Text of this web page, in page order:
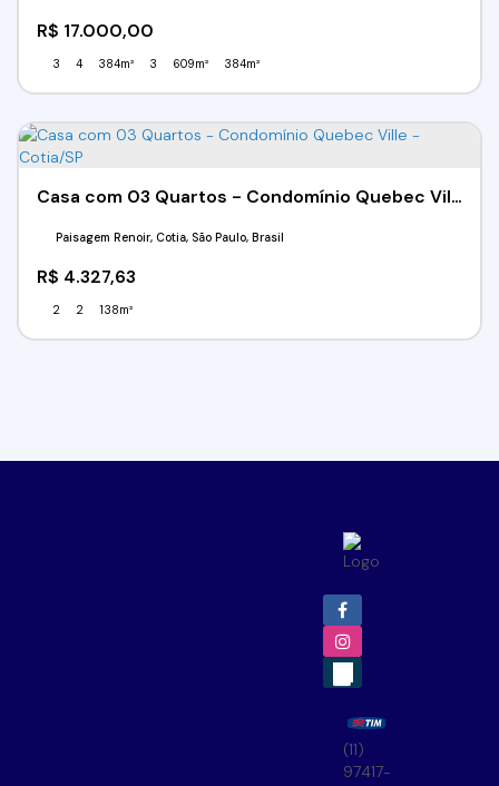
R$ 17.000,00
3 4 384m² 3 609m² 384m²
Casa com 03 Quartos - Condomínio Quebec Ville - Cotia/SP
R$ 4.327,63
Paisagem Renoir, Cotia, São Paulo, Brasil
2 2 138m²
(11)
97417-